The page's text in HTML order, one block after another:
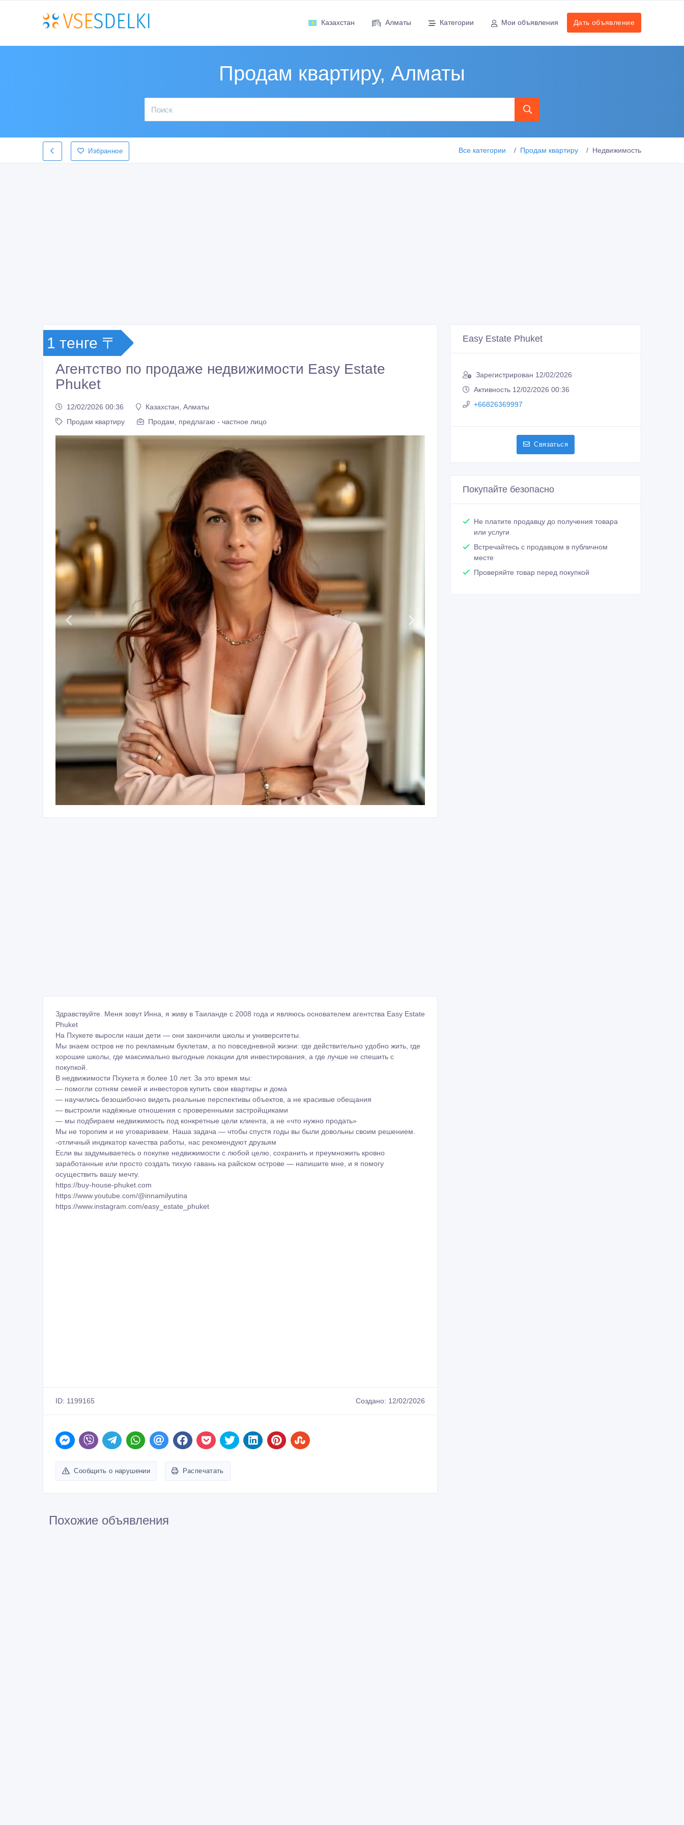
Казахстан Алматы Категории Мои объявления Дать объявление
Продам квартиру, Алматы
Избранное Все категории Продам квартиру Недвижимость
1 тенге 〒
Агентство по продаже недвижимости Easy Estate
Phuket
12/02/2026 00:36
Казахстан, Алматы
Продам квартиру
Продам, предлагаю - частное лицо
Здравствуйте. Меня зовут Инна, я живу в Таиланде с 2008 года и являюсь основателем агентства Easy Estate
Phuket
На Пхукете выросли наши дети — они закончили школы и университеты.
Мы знаем остров не по рекламным буклетам, а по повседневной жизни: где действительно удобно жить, где
хорошие школы, где максимально выгодные локации для инвестирования, а где лучше не спешить с
покупкой.
В недвижимости Пхукета я более 10 лет. За это время мы:
— помогли сотням семей и инвесторов купить свои квартиры и дома
— научились безошибочно видеть реальные перспективы объектов, а не красивые обещания
— выстроили надёжные отношения с проверенными застройщиками
— мы подбираем недвижимость под конкретные цели клиента, а не «что нужно продать»
Мы не торопим и не уговариваем. Наша задача — чтобы спустя годы вы были довольны своим решением.
-отличный индикатор качества работы, нас рекомендуют друзьям
Если вы задумываетесь о покупке недвижимости с любой целю, сохранить и преумножить кровно
заработанные или просто создать тихую гавань на райском острове — напишите мне, и я помогу
осуществить вашу мечту.
https://buy-house-phuket.com
https://www.youtube.com/@innamilyutina
https://www.instagram.com/easy_estate_phuket
ID: 1199165 Создано: 12/02/2026
Сообщить о нарушении Распечатать
Easy Estate Phuket
Зарегистрирован 12/02/2026
Активность 12/02/2026 00:36
+66826369997
Связаться
Покупайте безопасно
Не платите продавцу до получения товара
или услуги
Встречайтесь с продавцом в публичном
месте
Проверяйте товар перед покупкой
Похожие объявления